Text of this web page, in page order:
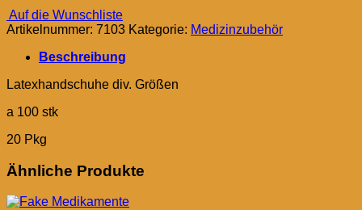
Auf die Wunschliste
Artikelnummer: 7103 Kategorie: Medizinzubehör
Beschreibung
Latexhandschuhe div. Größen
a 100 stk
20 Pkg
Ähnliche Produkte